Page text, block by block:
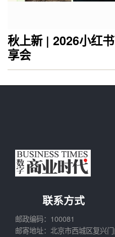
秋上新 | 2026小红
享会
联系方式
邮政编码：100081
邮寄地址：北京市西城区复兴